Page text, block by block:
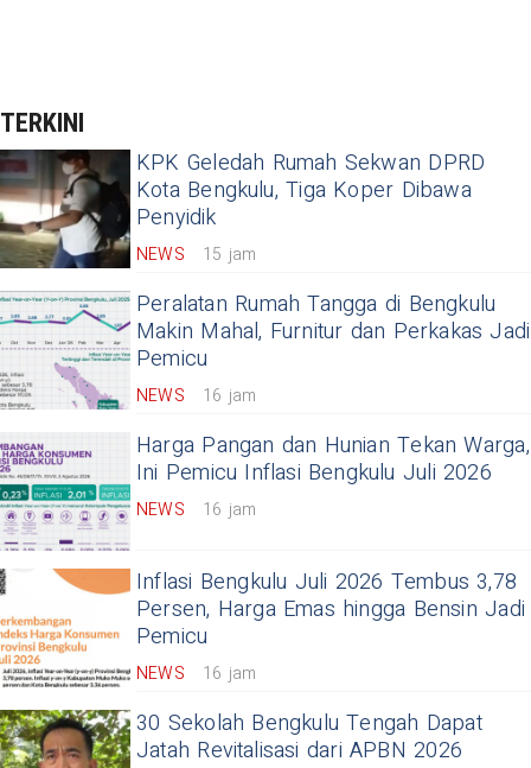
TERKINI
KPK Geledah Rumah Sekwan DPRD
Kota Bengkulu, Tiga Koper Dibawa
Penyidik
NEWS 15 jam
Peralatan Rumah Tangga di Bengkulu
Makin Mahal, Furnitur dan Perkakas Jadi
Pemicu
NEWS 16 jam
Harga Pangan dan Hunian Tekan Warga,
Ini Pemicu Inflasi Bengkulu Juli 2026
NEWS 16 jam
Inflasi Bengkulu Juli 2026 Tembus 3,78
Persen, Harga Emas hingga Bensin Jadi
Pemicu
NEWS 16 jam
30 Sekolah Bengkulu Tengah Dapat
Jatah Revitalisasi dari APBN 2026